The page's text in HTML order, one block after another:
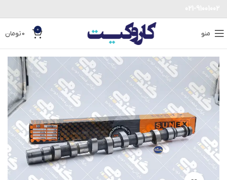
منو 0
0تومان